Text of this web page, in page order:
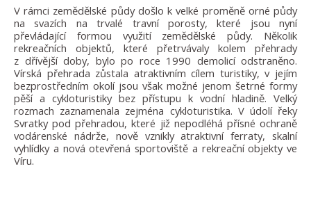
V rámci zemědělské půdy došlo k velké proměně orné půdy
na svazích na trvalé travní porosty, které jsou nyní
převládající formou využití zemědělské půdy. Několik
rekreačních objektů, které přetrvávaly kolem přehrady
z dřívější doby, bylo po roce 1990 demolicí odstraněno.
Vírská přehrada zůstala atraktivním cílem turistiky, v jejím
bezprostředním okolí jsou však možné jenom šetrné formy
pěší a cykloturistiky bez přístupu k vodní hladině. Velký
rozmach zaznamenala zejména cykloturistika. V údolí řeky
Svratky pod přehradou, které již nepodléhá přísné ochraně
vodárenské nádrže, nově vznikly atraktivní ferraty, skalní
vyhlídky a nová otevřená sportoviště a rekreační objekty ve
Víru.